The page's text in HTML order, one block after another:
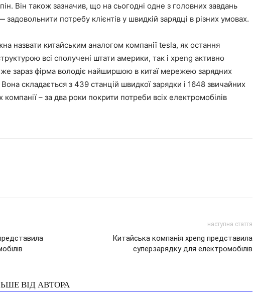
Він також зазначив, що на сьогодні одне з головних завдань
задовольнити потребу клієнтів у швидкій зарядці в різних умовах.
назвати китайським аналогом компанії tesla, як остання
всі сполучені штати америки, так і xpeng активно
зараз фірма володіє найширшою в китаї мережею зарядних
складається з 439 станцій швидкої зарядки і 1648 звичайних
– за два роки покрити потреби всіх електромобілів
наступна стаття
Китайська компанія xpeng представила
суперзарядку для електромобілів
ВІД АВТОРА